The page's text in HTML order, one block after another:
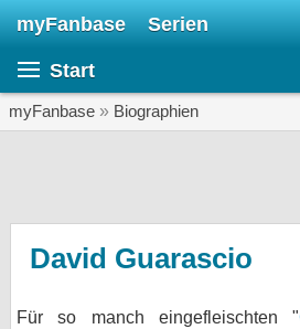
myFanbase Serien
Start
myFanbase » Biographien
David Guarascio
Für so manch eingefleischten "
KULTUR